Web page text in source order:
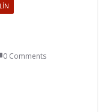
0 Comments